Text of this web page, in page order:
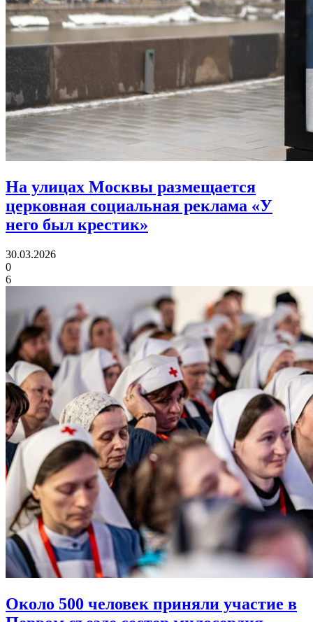
На улицах Москвы размещается
церковная социальная реклама «У
него был крестик»
30.03.2026
0
6
Около 500 человек приняли участие в